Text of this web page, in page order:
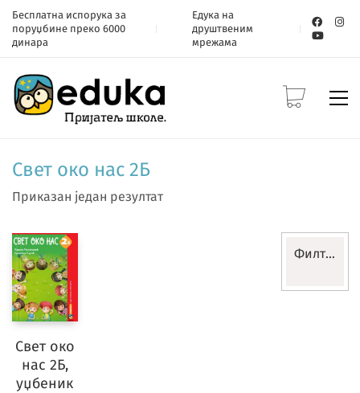
Бесплатна испорука за
поруџбине преко 6000
динара
Едука на
друштвеним
мрежама
Свет око нас 2Б
Приказан један резултат
Свет око
нас 2Б,
уџбеник
Филтери